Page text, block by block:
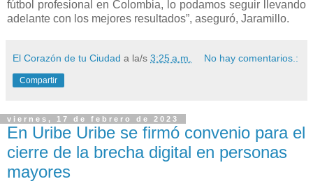
fútbol profesional en Colombia, lo podamos seguir llevando
adelante con los mejores resultados”, aseguró, Jaramillo.
El Corazón de tu Ciudad a la/s 3:25 a.m. No hay comentarios.:
Compartir
viernes, 17 de febrero de 2023
En Uribe Uribe se firmó convenio para el
cierre de la brecha digital en personas
mayores